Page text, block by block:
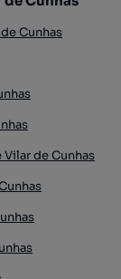
Cunhas
de Cunhas